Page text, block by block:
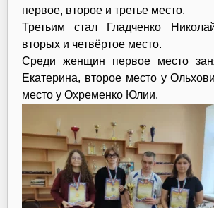
первое, второе и третье место.
Третьим стал Гладченко
вторых и четвёртое место.
Среди женщин первое место
Екатерина, второе место у
место у Охременко Юлии.